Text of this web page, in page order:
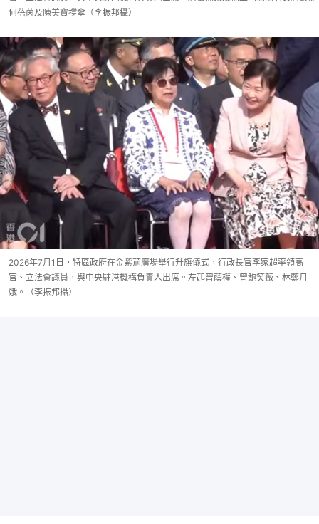
何蓓茵及陳美寶撐傘（李振邦攝）
2026年7月1日，特區政府在金紫荊廣場舉行升旗儀式，行政長官李家超率領高
官、立法會議員，與中央駐港機構負責人出席。左起曾蔭權、曾鮑笑薇、林鄭月
娥。（李振邦攝）